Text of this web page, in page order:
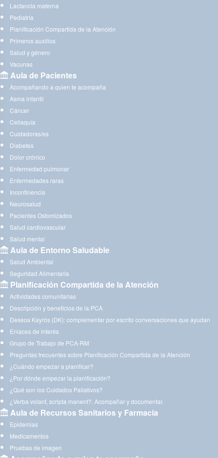
Lactancia materna
Pediatría
Planificación Compartida de la Atención
Primeros auxilios
Salud y género
Vacunas
Aula de Pacientes
Acompañando a quien te acompaña
Asma infantil
Cáncer
Celiaquía
Cuidadoras/es
Diabetes
Dolor crónico
Enfermedad pulmonar
Enfermedades raras
Incontinencia
Neurosalud
Pacientes Ostomizados
Salud cardiovascular
Salud mental
Aula de Entorno Saludable
Salud Ambiental
Seguridad Alimentaria
Planificación Compartida de la Atención
Actividades comunitarias
Descripción y beneficios de la PCA
Deseos Kayrós (DK): complementar por escrito conversaciones que ayudan
Enlaces de interés
Grupo de Trabajo de PCA-RM
Preguntas frecuentes sobre Planificación Compartida de la Atención
¿Cuándo empezar a planificar?
¿Por dónde empezar la planificación?
¿Qué son los Cuidados Paliativos?
¿Verba volant, scripta manent?. Acompañar y documentar.
Aula de Recursos Sanitarios y Farmacia
Epidemias
Medicamentos
Pruebas de imagen